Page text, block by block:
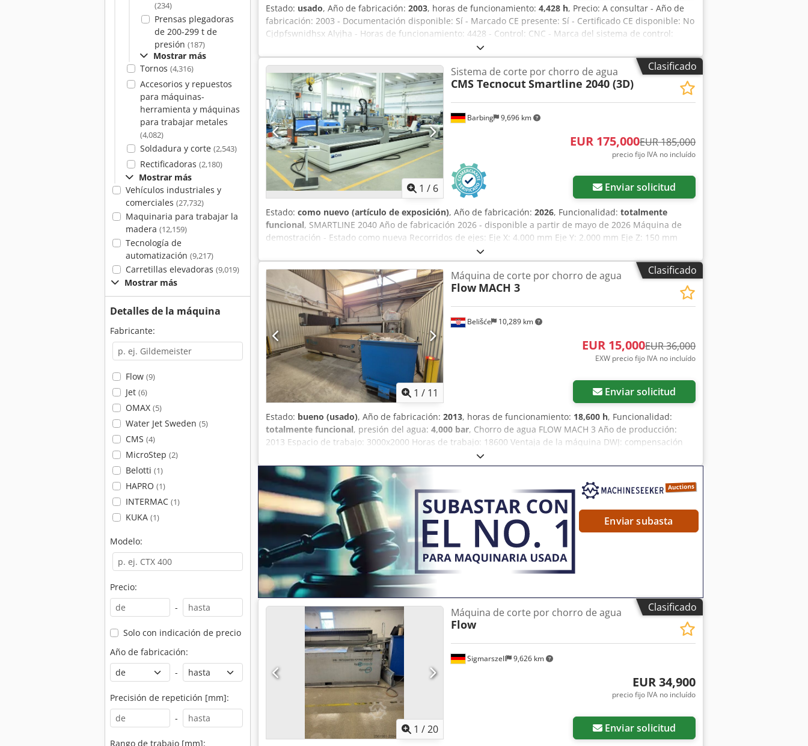
(234)
Prensas plegadoras
de 200-299 t de
presión (187)
Mostrar más
Tornos (4,316)
Accesorios y repuestos
para máquinas-
herramienta y máquinas
para trabajar metales
(4,082)
Soldadura y corte (2,543)
Rectificadoras (2,180)
Mostrar más
Vehículos industriales y
comerciales (27,732)
Maquinaria para trabajar la
madera (12,159)
Tecnología de
automatización (9,217)
Carretillas elevadoras (9,019)
Mostrar más
Detalles de la máquina
Fabricante:
Flow (9)
Jet (6)
OMAX (5)
Water Jet Sweden (5)
CMS (4)
MicroStep (2)
Belotti (1)
HAPRO (1)
INTERMAC (1)
KUKA (1)
Modelo:
Precio:
-
Solo con indicación de precio
Año de fabricación:
-
Precisión de repetición [mm]:
-
Rango de trabajo [mm]:
Estado: usado, Año de fabricación: 2003, horas de funcionamiento: 4,428 h, Precio: A consultar - Año de
fabricación: 2003 - Documentación disponible: Sí - Marcado CE presente: Sí - Certificado CE disponible: No
Cjdpfswnidhsx Alyjha - Horas de funcionamiento: 4428 - Control: CNC - Marca del sistema de control:
Siemens - Potencia [kW]: 37,0 - Presión de trabajo [bar]: 4137 - Recorrido eje X [mm]: 6500 - Recorrido eje
Y [mm]: 3300 Información financiera IVA: El precio indicado es más IVA IVA/régimen de margen de
beneficio: El IVA es deducible para empresarios Entrega e intercambio posibles en cualquier momento
para todo lo relacionado con el sector industrial Lukas van Rossum
Clasificado
1 / 6
Barbing 9,696 km
Sistema de corte por chorro de agua
CMS TecnocutSmartline 2040 (3D)
EUR 175,000EUR 185,000
precio fijo IVA no incluído
Enviar solicitud
Estado: como nuevo (artículo de exposición), Año de fabricación: 2026, Funcionalidad: totalmente
funcional, SMARTLINE 2040 Año de fabricación 2026 - disponible a partir de mayo de 2026 Máquina de
demostración - Estado como nueva Recorridos de ejes: Eje X: 4.000 mm Eje Y: 2.000 mm Eje Z: 150 mm
Equipamiento: - 1x cabezal de corte de 5 ejes incl. compensación automática del ángulo Csdpfoxxldcsx
Alyeha - Seguimiento de altura incl. supervisión anticolisión - Software IGEMS - Depósito de abrasivo y
dosificación automática de abrasivo Bomba de alta presión Jetpower EVO Consumo eléctrico total: 29 kW
Conexión eléctrica: 400 V +/- 5% / 50 Hz Presión máxima de agua: 4.100 bar Caudal de agua: máx. 2,8 l/min
Incluye montaje, formación y garantía
Clasificado
1 / 11
Belišće 10,289 km
Máquina de corte por chorro de agua
Flow MACH 3
EUR 15,000EUR 36,000
EXW precio fijo IVA no incluído
Enviar solicitud
Estado: bueno (usado), Año de fabricación: 2013, horas de funcionamiento: 18,600 h, Funcionalidad:
totalmente funcional, presión del agua: 4,000 bar, Chorro de agua FLOW MACH 3 Año de producción:
2013 Espacio de trabajo: 3000x2000 Horas de trabajo: 18600 Ventaja de la máquina DWJ: compensación
automática de la perpendicularidad del corte Disponibilidad: 6 meses Codpfx Alswmcmtjyeha Ubicación:
Croacia Paridad: EXW Belišće
Enviar subasta
Clasificado
1 /20
Sigmarszell 9,626 km
Máquina de corte por chorro de agua
Flow
EUR 34,900
precio fijo IVA no incluído
Enviar solicitud